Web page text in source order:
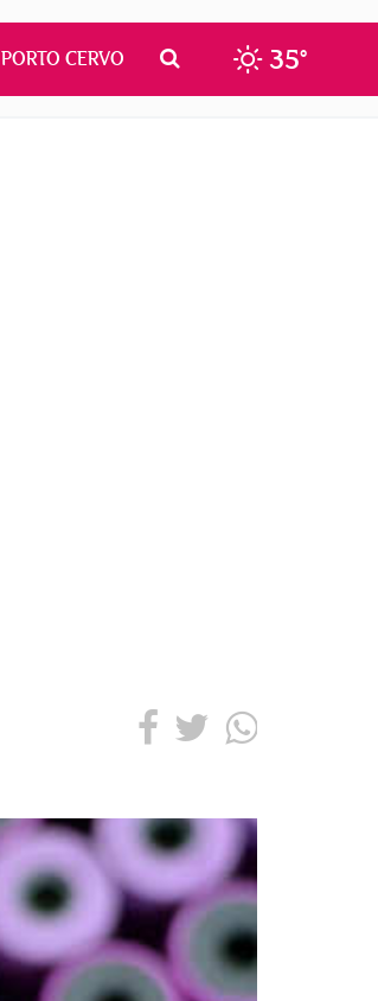
PORTO CERVO 35°